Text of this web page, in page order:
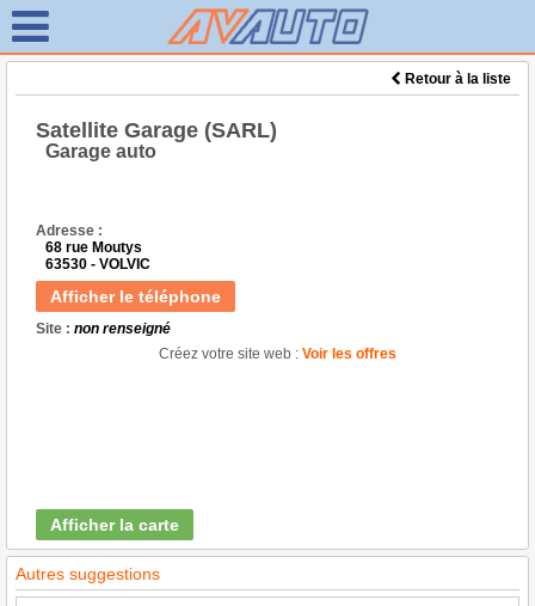
Retour à la liste
Satellite Garage (SARL)
Garage auto
Adresse :
68 rue Moutys
63530 - VOLVIC
Afficher le téléphone
Site : non renseigné
Créez votre site web : Voir les offres
Afficher la carte
Autres suggestions